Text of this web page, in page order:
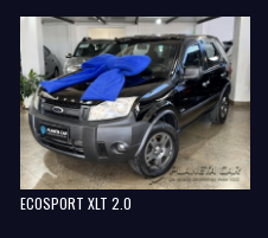
ECOSPORT XLT 2.0